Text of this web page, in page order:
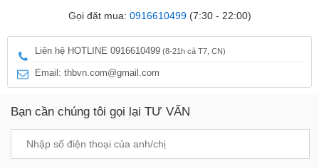
Gọi đặt mua: 0916610499(7:30 - 22:00)
Liên hệ HOTLINE 0916610499 (8-21h cả T7, CN)
Email: thbvn.com@gmail.com
Bạn cần chúng tôi gọi lại TƯ VẤN